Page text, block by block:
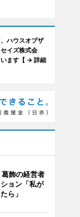
ハウスオブザ
イズ株式会
ます【 → 詳細
飾の経営者
ョン「私が
ら」